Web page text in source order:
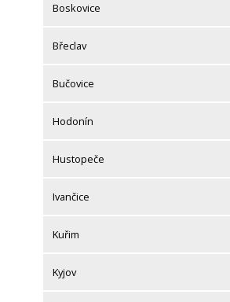
Boskovice
Břeclav
Bučovice
Hodonín
Hustopeče
Ivančice
Kuřim
Kyjov